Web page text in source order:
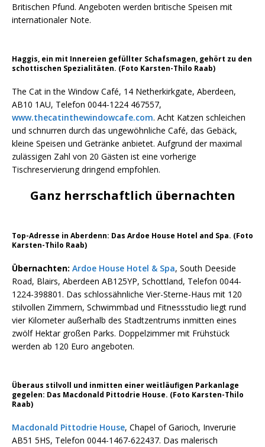
Britischen Pfund. Angeboten werden britische Speisen mit
internationaler Note.
Haggis, ein mit Innereien gefüllter Schafsmagen, gehört zu den
schottischen Spezialitäten. (Foto Karsten-Thilo Raab)
The Cat in the Window Café, 14 Netherkirkgate, Aberdeen,
AB10 1AU, Telefon 0044-1224 467557,
www.thecatinthewindowcafe.com. Acht Katzen schleichen
und schnurren durch das ungewöhnliche Café, das Gebäck,
kleine Speisen und Getränke anbietet. Aufgrund der maximal
zulässigen Zahl von 20 Gästen ist eine vorherige
Tischreservierung dringend empfohlen.
Ganz herrschaftlich übernachten
Top-Adresse in Aberdenn: Das Ardoe House Hotel and Spa. (Foto
Karsten-Thilo Raab)
Übernachten: Ardoe House Hotel & Spa, South Deeside
Road, Blairs, Aberdeen AB125YP, Schottland, Telefon 0044-
1224-398801. Das schlossähnliche Vier-Sterne-Haus mit 120
stilvollen Zimmern, Schwimmbad und Fitnessstudio liegt rund
vier Kilometer außerhalb des Stadtzentrums inmitten eines
zwölf Hektar großen Parks. Doppelzimmer mit Frühstück
werden ab 120 Euro angeboten.
Überaus stilvoll und inmitten einer weitläufigen Parkanlage
gegelen: Das Macdonald Pittodrie House. (Foto Karsten-Thilo
Raab)
Macdonald Pittodrie House, Chapel of Garioch, Inverurie
AB51 5HS, Telefon 0044-1467-622437. Das malerisch